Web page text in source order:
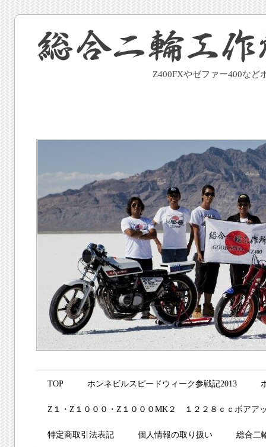
Z400FXやゼファー400など
Main menu
Skip to content
TOP ホンネビルスピードウィーク参戦記2013
Z１・Z１０００・Z１０００MK２ １２２８ｃｃボアア
特定商取引法表記 個人情報の取り扱い 総合二